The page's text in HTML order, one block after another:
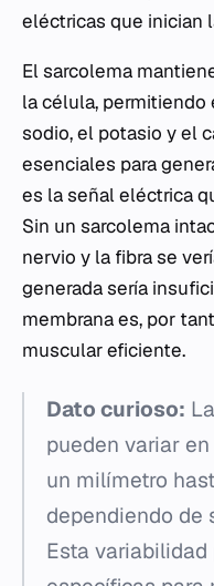
eléctricas que inician
El sarcolema
la célula,
sodio, el potasio y el
esenciales para
es la señal eléctrica
Sin un sarcolema
nervio y la fibra se
generada sería
membrana es, por
muscular eficiente.
Dato curioso:
pueden variar
un milímetro
dependiendo de
Esta